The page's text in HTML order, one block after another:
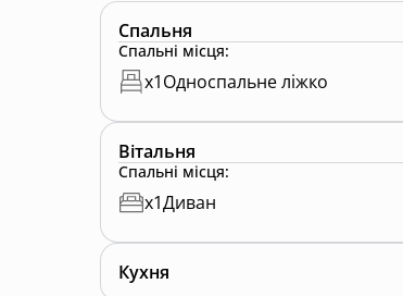
Спальня
Спальні місця:
x1Односпальне ліжко
Вітальня
Спальні місця:
x1Диван
Кухня